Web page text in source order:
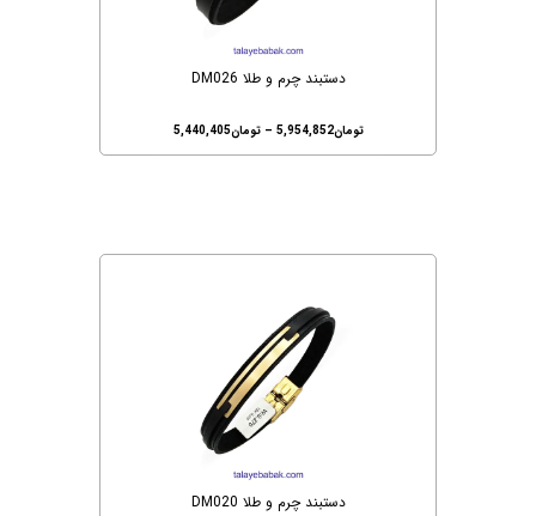
دستبند چرم و طلا DM026
تومان5,954,852
– تومان5,440,405
دستبند چرم و طلا DM020